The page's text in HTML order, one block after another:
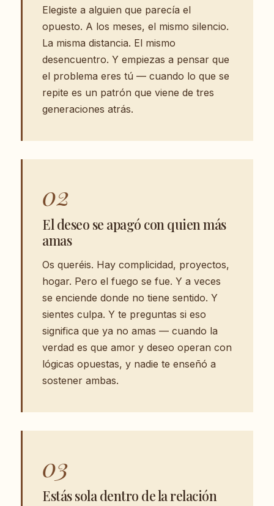
Elegiste a alguien que parecía el
opuesto. A los meses, el mismo silencio.
La misma distancia. El mismo
desencuentro. Y empiezas a pensar que
el problema eres tú — cuando lo que se
repite es un patrón que viene de tres
generaciones atrás.
02
El deseo se apagó con quien más
amas
Os queréis. Hay complicidad, proyectos,
hogar. Pero el fuego se fue. Y a veces
se enciende donde no tiene sentido. Y
sientes culpa. Y te preguntas si eso
significa que ya no amas — cuando la
verdad es que amor y deseo operan con
lógicas opuestas, y nadie te enseñó a
sostener ambas.
03
Estás sola dentro de la relación